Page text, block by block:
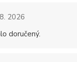
2026
doručený.